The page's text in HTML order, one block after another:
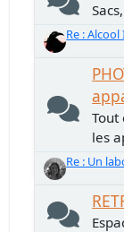
Re :
Tout
les
Re : Un